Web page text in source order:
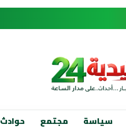
سياسة مجتمع حوادث